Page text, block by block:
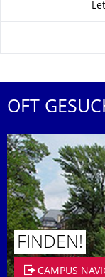
OFT
FINDEN!
CAMPUS